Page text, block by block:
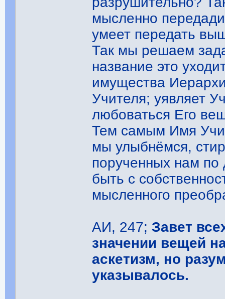
мысленно
умеет передать
Так мы решаем
название это
имущества
Учителя; уявляет
любоваться Его
Тем самым Имя
мы улыбнёмся,
порученных нам
быть с
мысленного
АИ, 247;Завет
значении вещей
аскетизм, но
указывалось.